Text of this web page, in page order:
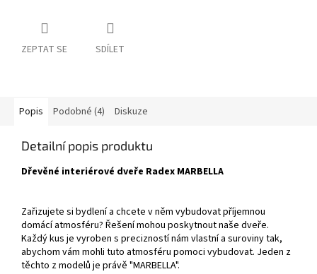
ZEPTAT SE SDÍLET
Popis Podobné (4) Diskuze
Detailní popis produktu
Dřevěné interiérové dveře Radex MARBELLA
Zařizujete si bydlení a chcete v něm vybudovat příjemnou
domácí atmosféru? Řešení mohou poskytnout naše dveře.
Každý kus je vyroben s precizností nám vlastní a suroviny tak,
abychom vám mohli tuto atmosféru pomoci vybudovat. Jeden z
těchto z modelů je právě "MARBELLA".